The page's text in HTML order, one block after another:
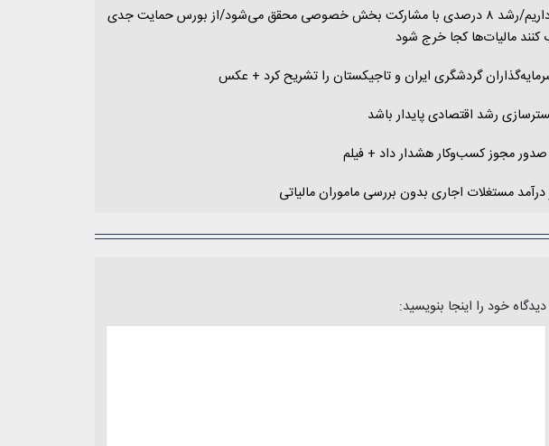
همتی: برای هرگونه اقدام ترامپ برنامه داریم/رشد ۸ درصدی با مشارکت بخش خصوصی محقق می‌شود/از بورس حمایت جدی
کنند مالیات‌ها کجا خرج شود
گردشگری ایران و تاجیکستان را تشریح کرد + عکس
رشد اقتصادی پایدار باشد
صدور مجوز کسب‌و‌کار هشدار داد + فیلم
دیدگاه خود را اینجا بنویسید: